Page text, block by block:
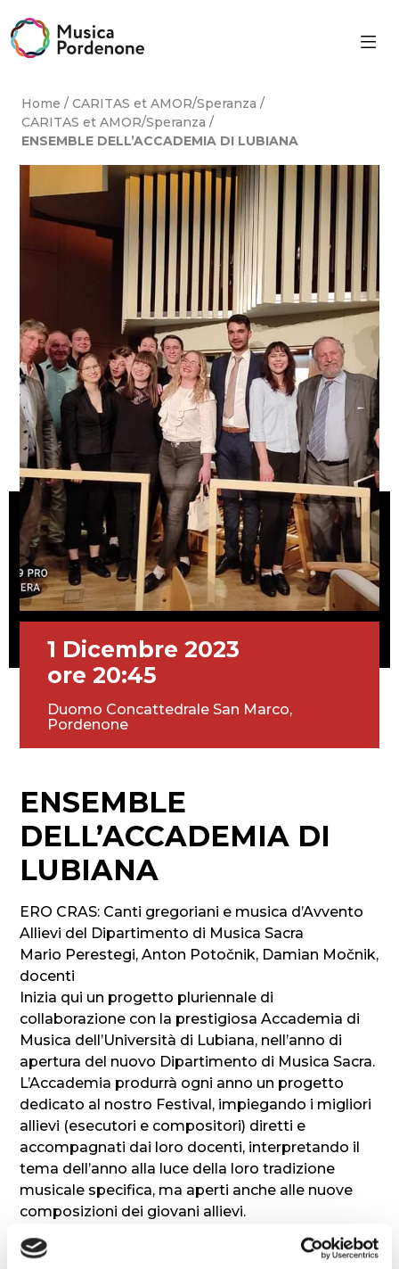
to
content
Home / CARITAS et AMOR/Speranza /
CARITAS et AMOR/Speranza /
ENSEMBLE DELL’ACCADEMIA DI LUBIANA
1 Dicembre 2023
ore 20:45
Duomo Concattedrale San Marco,
Pordenone
ENSEMBLE
DELL’ACCADEMIA DI
LUBIANA
ERO CRAS: Canti gregoriani e musica d’Avvento
Allievi del Dipartimento di Musica Sacra
Mario Perestegi, Anton Potočnik, Damian Močnik,
docenti
Inizia qui un progetto pluriennale di
collaborazione con la prestigiosa Accademia di
Musica dell’Università di Lubiana, nell’anno di
apertura del nuovo Dipartimento di Musica Sacra.
L’Accademia produrrà ogni anno un progetto
dedicato al nostro Festival, impiegando i migliori
allievi (esecutori e compositori) diretti e
accompagnati dai loro docenti, interpretando il
tema dell’anno alla luce della loro tradizione
musicale specifica, ma aperti anche alle nuove
composizioni dei giovani allievi.
Riprese a cura di Giorgio Simonetti